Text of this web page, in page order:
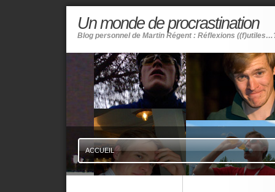
Un monde de procrastination
Blog personnel de Martin Régent : Réflexions
ACCUEIL